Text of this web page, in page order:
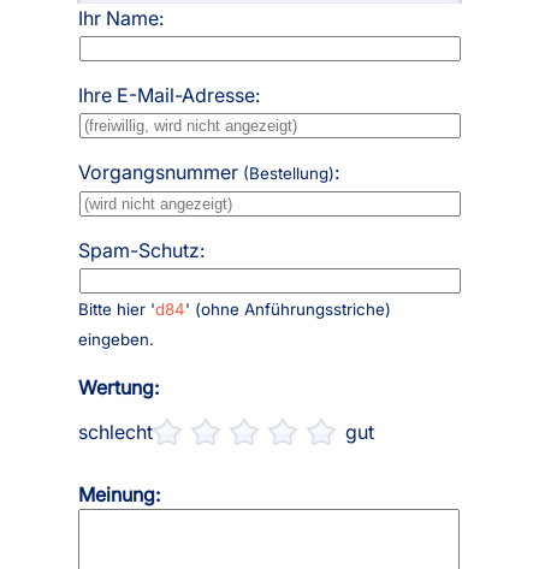
Wertung:
schlecht
gut
Meinung:
Ihr Name:
Ihre E-Mail-Adresse:
Vorgangsnummer (Bestellung):
Spam-Schutz:
Bitte hier 'd84' (ohne Anführungsstriche)
eingeben.